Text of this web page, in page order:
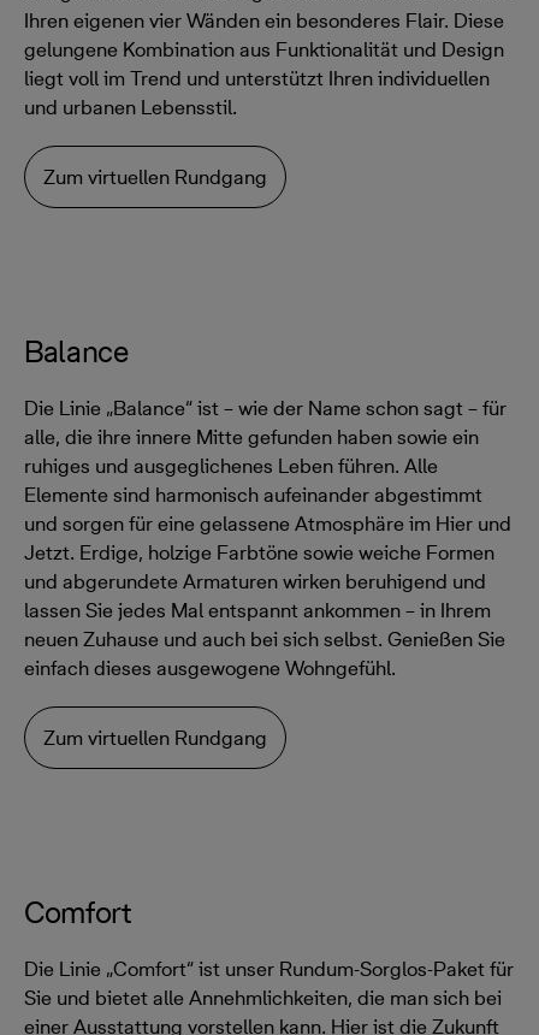
Ihren eigenen vier Wänden ein besonderes Flair. Diese
gelungene Kombination aus Funktionalität und Design
liegt voll im Trend und unterstützt Ihren individuellen
und urbanen Lebensstil.
Zum virtuellen Rundgang
Balance
Die Linie „Balance“ ist – wie der Name schon sagt – für
alle, die ihre innere Mitte gefunden haben sowie ein
ruhiges und ausgeglichenes Leben führen. Alle
Elemente sind harmonisch aufeinander abgestimmt
und sorgen für eine gelassene Atmosphäre im Hier und
Jetzt. Erdige, holzige Farbtöne sowie weiche Formen
und abgerundete Armaturen wirken beruhigend und
lassen Sie jedes Mal entspannt ankommen – in Ihrem
neuen Zuhause und auch bei sich selbst. Genießen Sie
einfach dieses ausgewogene Wohngefühl.
Zum virtuellen Rundgang
Comfort
Die Linie „Comfort“ ist unser Rundum-Sorglos-Paket für
Sie und bietet alle Annehmlichkeiten, die man sich bei
einer Ausstattung vorstellen kann. Hier ist die Zukunft